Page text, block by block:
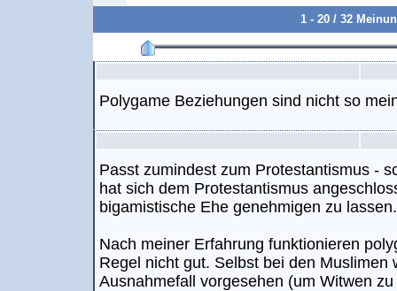
1 - 20 / 32
Polygame Beziehungen sind nicht so
Passt zumindest zum Protestantismus -
hat sich dem Protestantismus
bigamistische Ehe genehmigen zu lassen.
Nach meiner Erfahrung funktionieren
Regel nicht gut. Selbst bei den Muslimen
Ausnahmefall vorgesehen (um Witwen